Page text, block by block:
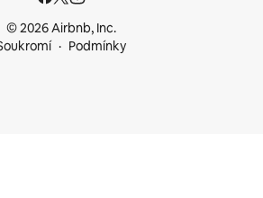
© 2026 Airbnb, Inc.
Podmínky